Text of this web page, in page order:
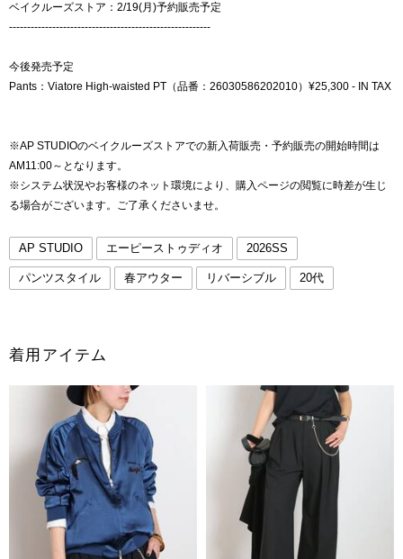
ベイクルーズストア：2/19(月)予約販売予定
--------------------------------------------------------
今後発売予定
Pants：Viatore High-waisted PT（品番：26030586202010）¥25,300 - IN TAX
※AP STUDIOのベイクルーズストアでの新入荷販売・予約販売の開始時間は
AM11:00～となります。
※システム状況やお客様のネット環境により、購入ページの閲覧に時差が生じ
る場合がございます。ご了承くださいませ。
AP STUDIO エーピーストゥディオ 2026SS
パンツスタイル 春アウター リバーシブル 20代
着用アイテム